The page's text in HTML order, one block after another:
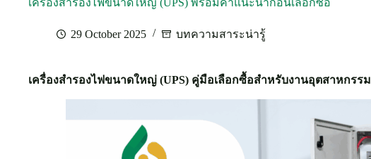
เครื่องสำรองไฟขนาดใหญ่ (UPS) พร้อมคำแนะนำก่อนเลือกซื้อ
29 October 2025 บทความสาระน่ารู้
เครื่องสำรองไฟขนาดใหญ่ (UPS) คู่มือเลือกซื้อสำหรับงานอุตสาหกรรม